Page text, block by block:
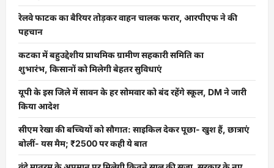
रेलवे फाटक का बैरियर तोड़कर वाहन चालक फरार, आरपीएफ ने की
पहचान
कटका में बहुउद्देशीय प्राथमिक ग्रामीण सहकारी समिति का
शुभारंभ, किसानों को मिलेगी बेहतर सुविधाएं
यूपी के इस जिले में सावन के हर सोमवार को बंद रहेंगे स्कूल, DM ने जारी
किया आदेश
सीएम रेखा की बच्चियों को सौगात: साइकिल देकर पूछा- खुश हैं, छात्राएं
बोलीं- यस मैम; ₹2500 पर कही ये बात